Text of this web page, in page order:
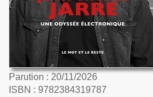
Parution : 20/11/2026
ISBN : 9782384319787